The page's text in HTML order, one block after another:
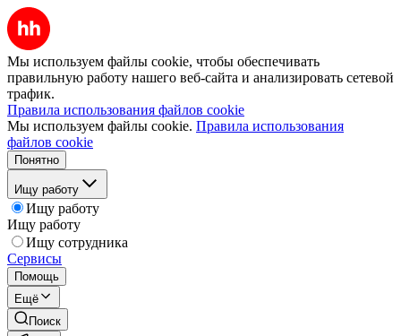
Мы используем файлы cookie, чтобы обеспечивать
правильную работу нашего веб-сайта и анализировать сетевой
трафик.
Правила использования файлов cookie
Мы используем файлы cookie. Правила использования
файлов cookie
Понятно
Ищу работу
Ищу работу
Ищу работу
Ищу сотрудника
Сервисы
Помощь
Ещё
Поиск